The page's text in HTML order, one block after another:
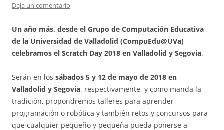
Deja un comentario
Un año más, desde el Grupo de Computación Educativa
de la Universidad de Valladolid (CompuEdu@UVa)
celebramos el Scratch Day 2018 en Valladolid y Segovia.
Serán en los sábados 5 y 12 de mayo de 2018 en
Valladolid y Segovia, respectivamente, y como manda la
tradición, propondremos talleres para aprender
programación o robótica y también retos y concursos para
que cualquier pequeño y pequeña pueda ponerse a